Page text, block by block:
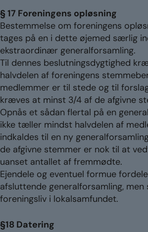
§ 17 Foreningens opløsning
Bestemmelse om foreningens
tages på en i dette øjemed særlig
ekstraordinær generalforsamling.
Til dennes beslutningsdygtighed
halvdelen af foreningens
medlemmer er til stede og til
kræves at minst 3/4 af de afgivne
Opnås et sådan flertal på en
ikke tæller mindst halvdelen af
indkaldes til en ny
de afgivne stemmer er nok til at
uanset antallet af fremmødte.
Ejendele og eventuel formue
afsluttende generalforsamling, men
foreningsliv i lokalsamfundet.
§18 Datering